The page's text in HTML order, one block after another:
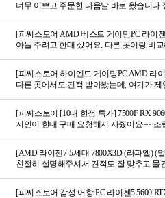
너무 이쁘고 주문한 다음날 바로 왔습니다
[피씨스토어 AMD 베스트 게이밍PC 라이
아들 주려고 한대 샀어요. 다른 곳이랑 비
[피씨스토어 하이엔드 게이밍PC AMD 라
[피씨스토어 [10대 한정 특가] 7500F RX
지인이 한대 구매 요청해서 사줬어요~~
[AMD 라이젠7-5세대 7800X3D (라파엘) (
친절히 설명해주셔서 견적도 잘 맞추고 물
[피씨스토어 감성 어항 PC 라이젠5 5600